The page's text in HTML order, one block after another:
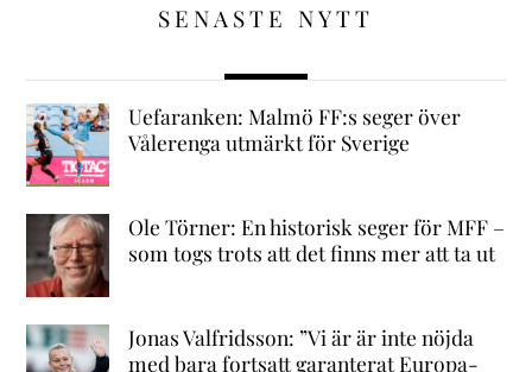
SENASTE NYTT
Uefaranken: Malmö FF:s seger över
Vålerenga utmärkt för Sverige
Ole Törner: En historisk seger för MFF –
som togs trots att det finns mer att ta ut
Jonas Valfridsson: ”Vi är är inte nöjda
med bara fortsatt garanterat Europa-